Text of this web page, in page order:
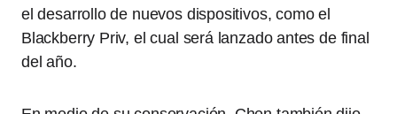
el desarrollo de nuevos dispositivos, como el
Blackberry Priv, el cual será lanzado antes de final
del año.